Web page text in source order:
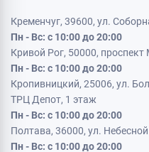
Кременчуг, 39600, ул.
Пн - Вс: с 10:00 до 20:00
Кривой Рог, 50000, проспект
Пн - Вс: с 10:00 до 20:00
Кропивницкий, 25006, ул.
ТРЦ Депот, 1 этаж
Пн - Вс: с 10:00 до 20:00
Полтава, 36000, ул.
Пн - Вс: с 10:00 до 20:00